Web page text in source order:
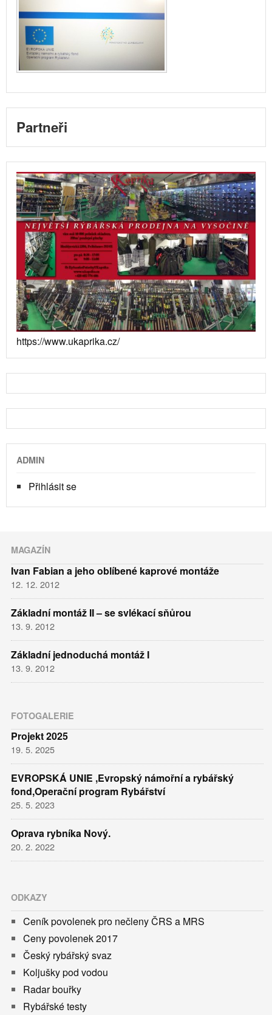
Partneři
https://www.ukaprika.cz/
ADMIN
Přihlásit se
MAGAZÍN
Ivan Fabian a jeho oblíbené kaprové montáže
12. 12. 2012
Základní montáž II – se svlékací sňůrou
13. 9. 2012
Základní jednoduchá montáž I
13. 9. 2012
FOTOGALERIE
Projekt 2025
19. 5. 2025
EVROPSKÁ UNIE ,Evropský námořní a rybářský
fond,Operační program Rybářství
25. 5. 2023
Oprava rybníka Nový.
20. 2. 2022
ODKAZY
Ceník povolenek pro nečleny ČRS a MRS
Ceny povolenek 2017
Český rybářský svaz
Koljušky pod vodou
Radar bouřky
Rybářské testy